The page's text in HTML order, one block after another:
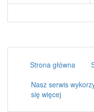
Strona główna
Nasz serwis
się więcej